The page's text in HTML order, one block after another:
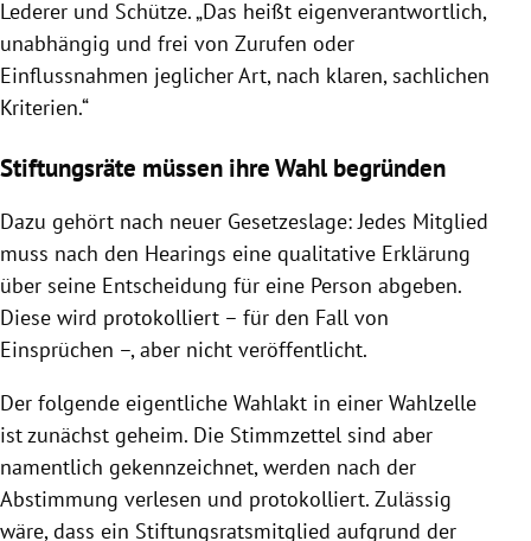
Lederer und Schütze. „Das heißt eigenverantwortlich,
unabhängig und frei von Zurufen oder
Einflussnahmen jeglicher Art, nach klaren, sachlichen
Kriterien.“
Stiftungsräte müssen ihre Wahl begründen
Dazu gehört nach neuer Gesetzeslage: Jedes Mitglied
muss nach den Hearings eine qualitative Erklärung
über seine Entscheidung für eine Person abgeben.
Diese wird protokolliert – für den Fall von
Einsprüchen –, aber nicht veröffentlicht.
Der folgende eigentliche Wahlakt in einer Wahlzelle
ist zunächst geheim. Die Stimmzettel sind aber
namentlich gekennzeichnet, werden nach der
Abstimmung verlesen und protokolliert. Zulässig
wäre, dass ein Stiftungsratsmitglied aufgrund der